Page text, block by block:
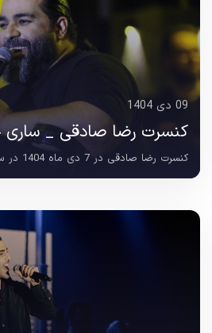
09 دی 1404
کنسرت رضا صادقی _ ساری 1404